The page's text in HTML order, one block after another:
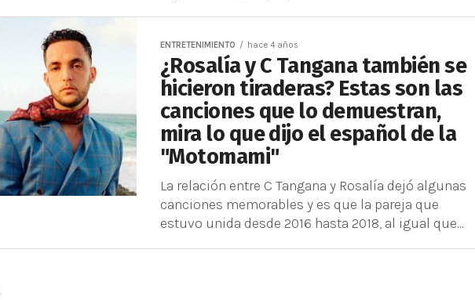
ENTRETENIMIENTO hace 4 años
¿Rosalía y C Tangana también se
hicieron tiraderas? Estas son las
canciones que lo demuestran,
mira lo que dijo el español de la
"Motomami"
La relación entre C Tangana y Rosalía dejó algunas
canciones memorables y es que la pareja que
estuvo unida desde 2016 hasta 2018, al igual que...